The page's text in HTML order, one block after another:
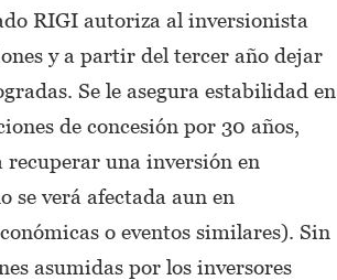
RIGI autoriza al inversionista
y a partir del tercer año dejar
Se le asegura estabilidad en
de concesión por 30 años,
recuperar una inversión en
se verá afectada aun en
o eventos similares). Sin
asumidas por los inversores